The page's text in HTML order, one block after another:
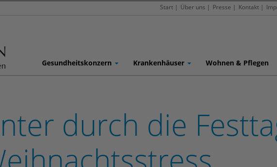
Start | Über uns | Presse | Kontakt |
Gesundheitskonzern Krankenhäuser Wohnen & Pflegen
durch die